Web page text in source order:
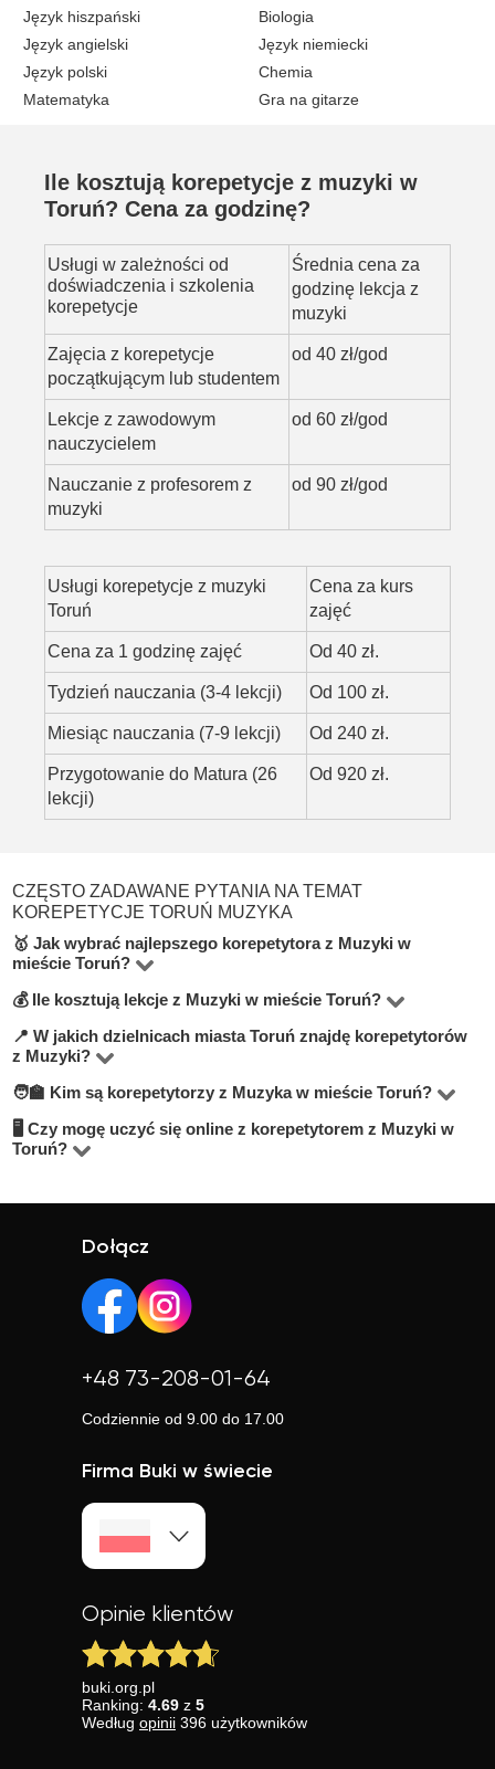
Język hiszpański
Biologia
Język angielski
Język niemiecki
Język polski
Chemia
Matematyka
Gra na gitarze
Ile kosztują korepetycje z muzyki w
Toruń? Cena za godzinę?
Usługi w zależności od
doświadczenia i szkolenia
korepetycje
Średnia cena za
godzinę lekcja z
muzyki
Zajęcia z korepetycje
początkującym lub studentem
od 40 zł/god
Lekcje z zawodowym
nauczycielem
od 60 zł/god
Nauczanie z profesorem z
muzyki
od 90 zł/god
Usługi korepetycje z muzyki
Toruń
Cena za kurs
zajęć
Cena za 1 godzinę zajęć Od 40 zł.
Tydzień nauczania (3-4 lekcji) Od 100 zł.
Miesiąc nauczania (7-9 lekcji) Od 240 zł.
Przygotowanie do Matura (26
lekcji)
Od 920 zł.
CZĘSTO ZADAWANE PYTANIA NA TEMAT
KOREPETYCJE TORUŃ MUZYKA
🥇 Jak wybrać najlepszego korepetytora z Muzyki w
mieście Toruń?
Na platformie BUKI znajdziesz 2 korepetytorów
oferujących zajęcia z Muzyka w miejscowości Toruń.
Przy wyborze zwróć uwagę na cenę, opinie,
doświadczenie, wykształcenie oraz lokalizację. Warto
szukać korepetytorów z opcją darmowej lekcji próbnej,
aby sprawdzić, czy dany nauczyciel Ci odpowiada.
💰 Ile kosztują lekcje z Muzyki w mieście Toruń?
Ceny zależą od poziomu, doświadczenia korepetytora i
trybu zajęć (online lub stacjonarnie). Średnia cena w
mieście Toruń wynosi od 60 do 100 zł/h.
📍 W jakich dzielnicach miasta Toruń znajdę korepetytorów
z Muzyki?
Na BUKI możesz znaleźć nauczycieli w niemal
wszystkich dzielnicach miasta Toruń. Możesz też wybrać
lekcje online, jeśli zależy Ci na elastyczności.
🧑‍🏫 Kim są korepetytorzy z Muzyka w mieście Toruń?
Na BUKI znajdziesz wykwalifikowanych nauczycieli,
studentów oraz praktyków z doświadczeniem. Średnia
🖥 Czy mogę uczyć się online z korepetytorem z Muzyki w
Toruń?
Online możesz uczyć się w elastyczny sposób,
niezależnie od lokalizacji.
Dołącz
+48 73-208-01-64
Codziennie od 9.00 do 17.00
Firma Buki w świecie
Opinie klientów
buki.org.pl
Ranking: 4.69 z 5
Według opinii 396 użytkowników